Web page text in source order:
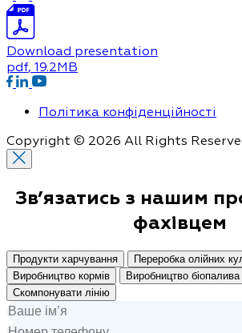
Download presentation
pdf, 19.2MB
Політика конфіденційності
Copyright © 2026 All Rights
Зв’язатись з нашим
фахівцем
Продукти харчування
Переробка олійних
Виробництво кормів
Виробництво біопалива
Скомпонувати лінію